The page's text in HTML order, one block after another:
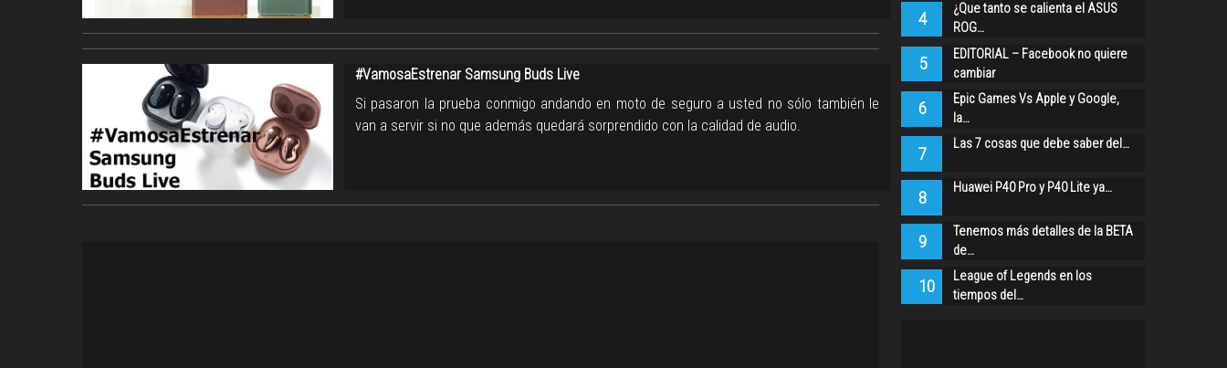
#VamosaEstrenar Samsung Buds Live
Si pasaron la prueba conmigo andando en moto de seguro a usted no sólo también le
van a servir si no que además quedará sorprendido con la calidad de audio.
4
¿Que tanto se calienta el ASUS
ROG…
5
EDITORIAL – Facebook no quiere
cambiar
6
Epic Games Vs Apple y Google,
la…
7 Las 7 cosas que debe saber del…
8 Huawei P40 Pro y P40 Lite ya…
9
Tenemos más detalles de la BETA
de…
10
League of Legends en los
tiempos del…